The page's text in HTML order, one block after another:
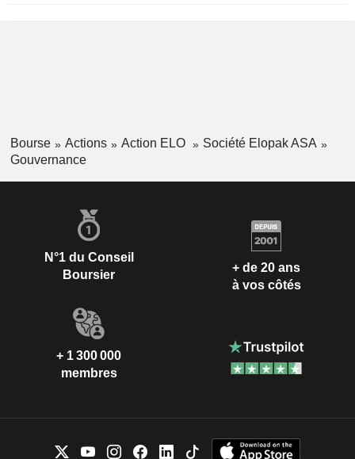
Bourse Actions Action ELO
Société Elopak ASA
Gouvernance
N°1 du Conseil
Boursier
+ de 20 ans
à vos côtés
+ 1 300 000
membres